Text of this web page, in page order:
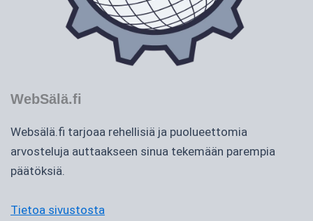
WebSälä.fi
Websälä.fi tarjoaa rehellisiä ja puolueettomia
arvosteluja auttaakseen sinua tekemään parempia
päätöksiä.
Tietoa sivustosta